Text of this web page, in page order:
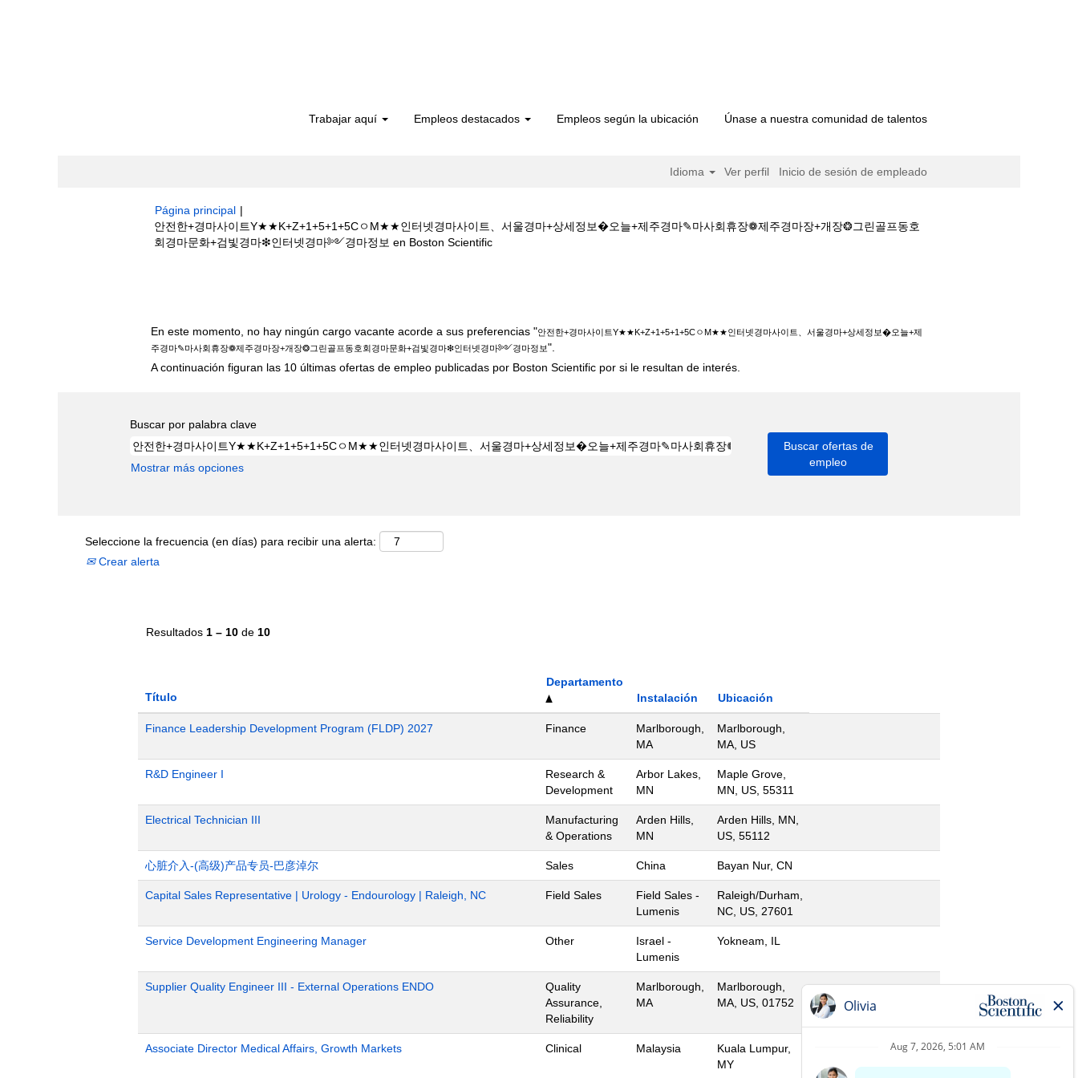
Trabajar aquí Empleos destacados Empleos según la ubicación Únase a nuestra comunidad de talentos
Idioma Ver perfil Inicio de sesión de empleado
Página principal |
안전한+경마사이트Y★★K+Z+1+5+1+5CㅇM★★인터넷경마사이트、서울경마+상세정보�오늘+제주경마✎마사회휴장❁제주경마장+개장❂그린골프동호
회경마문화+검빛경마❇인터넷경마༻경마정보 en Boston Scientific(página
En este momento, no hay ningún cargo vacante acorde a sus preferencias "안전한+경마사이트Y★★K+Z+1+5+1+5CㅇM★★인터넷경마사이트、서울경마+상세정보�오늘+제
주경마✎마사회휴장❁제주경마장+개장❂그린골프동호회경마문화+검빛경마❇인터넷경마༻경마정보".
A continuación figuran las 10 últimas ofertas de empleo publicadas por Boston Scientific por si le resultan de interés.
Buscar por palabra clave
Mostrar más opciones
Seleccione la frecuencia (en días) para recibir una alerta:
Crear alerta
Resultados 1 – 10 de 10
Título
Departamento
Instalación
Ubicación
Finance Leadership Development Program (FLDP) 2027 Finance
Marlborough,
MA
Marlborough,
MA, US
R&D Engineer I
Research &
Development
Arbor Lakes,
MN
Maple Grove,
MN, US, 55311
Electrical Technician III
Manufacturing
& Operations
Arden Hills,
MN
Arden Hills, MN,
US, 55112
心脏介入-(高级)产品专员-巴彦淖尔 Sales China Bayan Nur, CN
Capital Sales Representative | Urology - Endourology | Raleigh, NC Field Sales
Field Sales -
Lumenis
Raleigh/Durham,
NC, US, 27601
Service Development Engineering Manager Other
Israel -
Lumenis
Yokneam, IL
Supplier Quality Engineer III - External Operations ENDO
Quality
Assurance,
Reliability
Marlborough,
MA
Marlborough,
MA, US, 01752
Associate Director Medical Affairs, Growth Markets Clinical Malaysia
Kuala Lumpur,
MY